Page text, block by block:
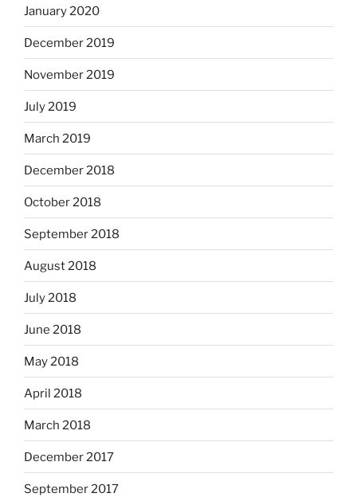
January 2020
December 2019
November 2019
July 2019
March 2019
December 2018
October 2018
September 2018
August 2018
July 2018
June 2018
May 2018
April 2018
March 2018
December 2017
September 2017